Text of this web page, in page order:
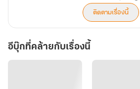
ติดตามเรื่องนี้
อีบุ๊กที่คล้ายกับเรื่องนี้